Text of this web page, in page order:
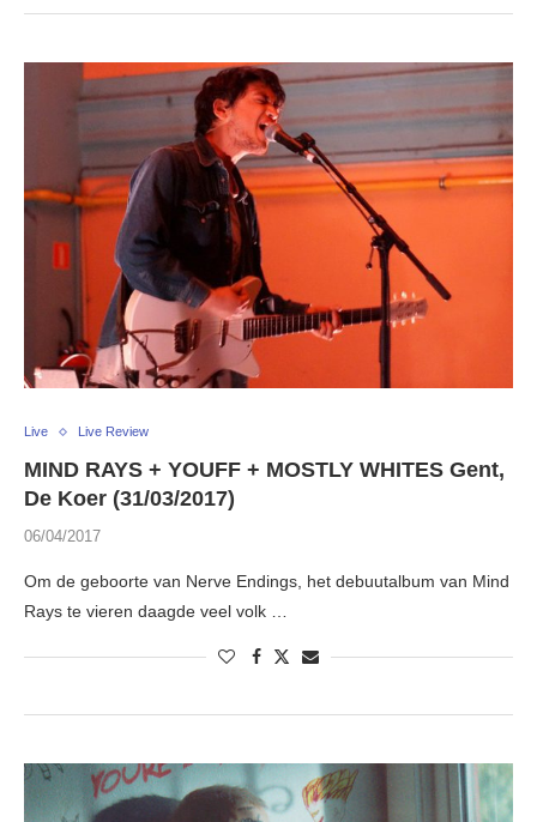
Live Live Review
MIND RAYS + YOUFF + MOSTLY WHITES Gent,
De Koer (31/03/2017)
06/04/2017
Om de geboorte van Nerve Endings, het debuutalbum van Mind
Rays te vieren daagde veel volk …